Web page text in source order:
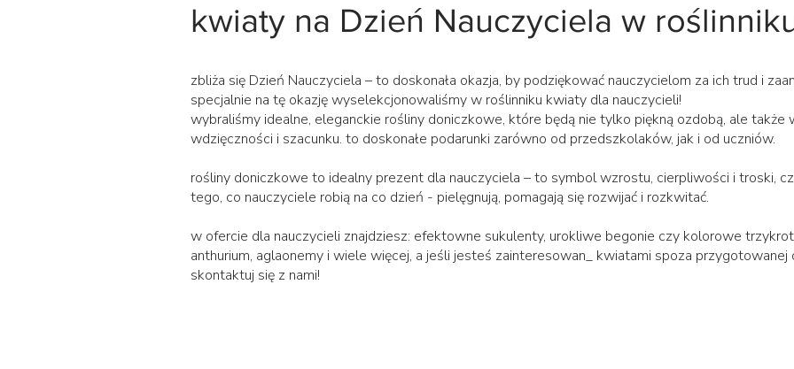
kwiaty na Dzień Nauczyciela w
zbliża się Dzień Nauczyciela – to doskonała okazja, by podziękować nauczycielom za ich trud i
specjalnie na tę okazję wyselekcjonowaliśmy w roślinniku kwiaty dla nauczycieli!
wybraliśmy idealne, eleganckie rośliny doniczkowe, które będą nie tylko piękną ozdobą, ale także
wdzięczności i szacunku. to doskonałe podarunki zarówno od przedszkolaków, jak i od uczniów.
rośliny doniczkowe to idealny prezent dla nauczyciela – to symbol wzrostu, cierpliwości i troski,
tego, co nauczyciele robią na co dzień - pielęgnują, pomagają się rozwijać i rozkwitać.
w ofercie dla nauczycieli znajdziesz: efektowne sukulenty, urokliwe begonie czy kolorowe
anthurium, aglaonemy i wiele więcej, a jeśli jesteś zainteresowan_ kwiatami spoza
skontaktuj się z nami!